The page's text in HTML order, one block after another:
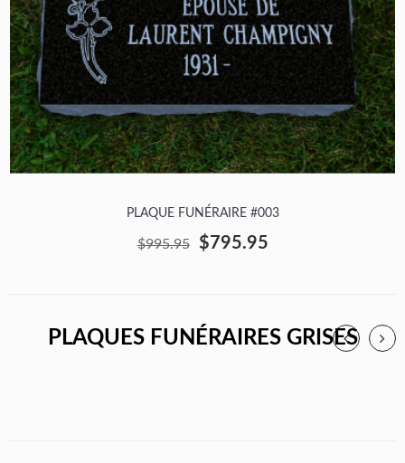
PLAQUE FUNÉRAIRE #003
$995.95 $795.95
PLAQUES FUNÉRAIRES GRISES